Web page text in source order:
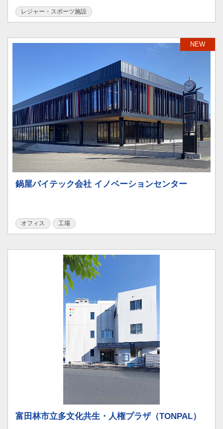
レジャー・スポーツ施設
鍋屋バイテック会社 イノベーションセンター
オフィス 工場
富田林市立多文化共生・人権プラザ（TONPAL）